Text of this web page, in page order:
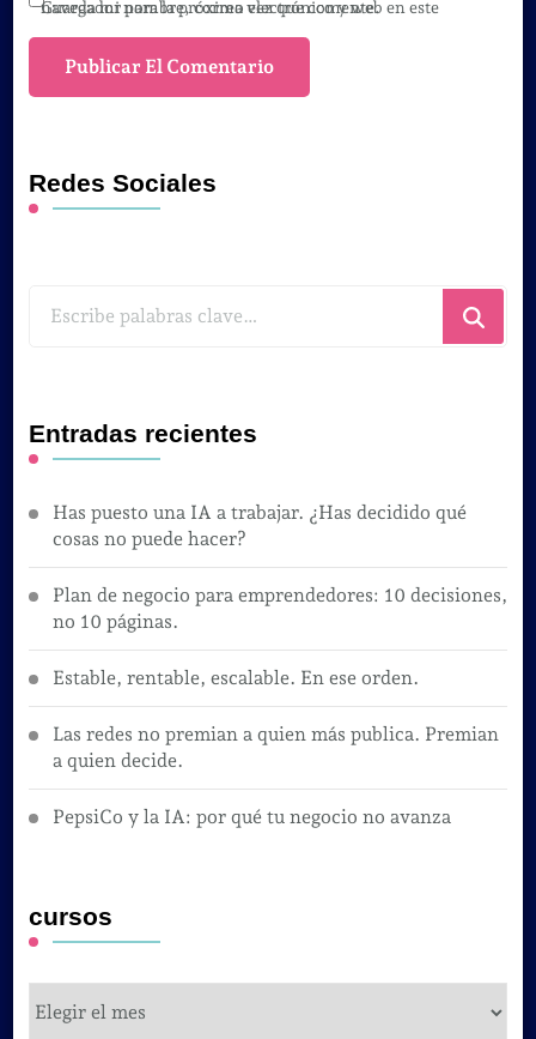
Guarda mi nombre, correo electrónico y web en este navegador para la próxima vez que comente.
Redes Sociales
Entradas recientes
Has puesto una IA a trabajar. ¿Has decidido qué
cosas no puede hacer?
Plan de negocio para emprendedores: 10 decisiones,
no 10 páginas.
Estable, rentable, escalable. En ese orden.
Las redes no premian a quien más publica. Premian
a quien decide.
PepsiCo y la IA: por qué tu negocio no avanza
cursos